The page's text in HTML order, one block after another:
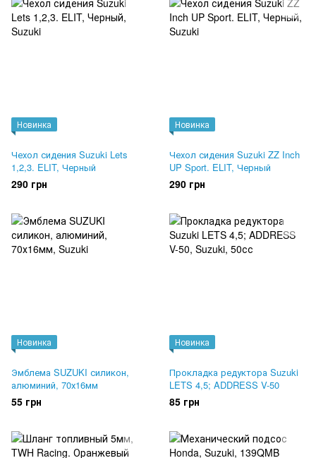
Новинка
Чехол сидения Suzuki Lets
1,2,3. ELIT, Черный
290 грн
Новинка
Чехол сидения Suzuki ZZ Inch
UP Sport. ELIT, Черный
290 грн
Новинка
Эмблема SUZUKI силикон,
алюминий, 70х16мм
55 грн
Новинка
Прокладка редуктора Suzuki
LETS 4,5; ADDRESS V-50
85 грн